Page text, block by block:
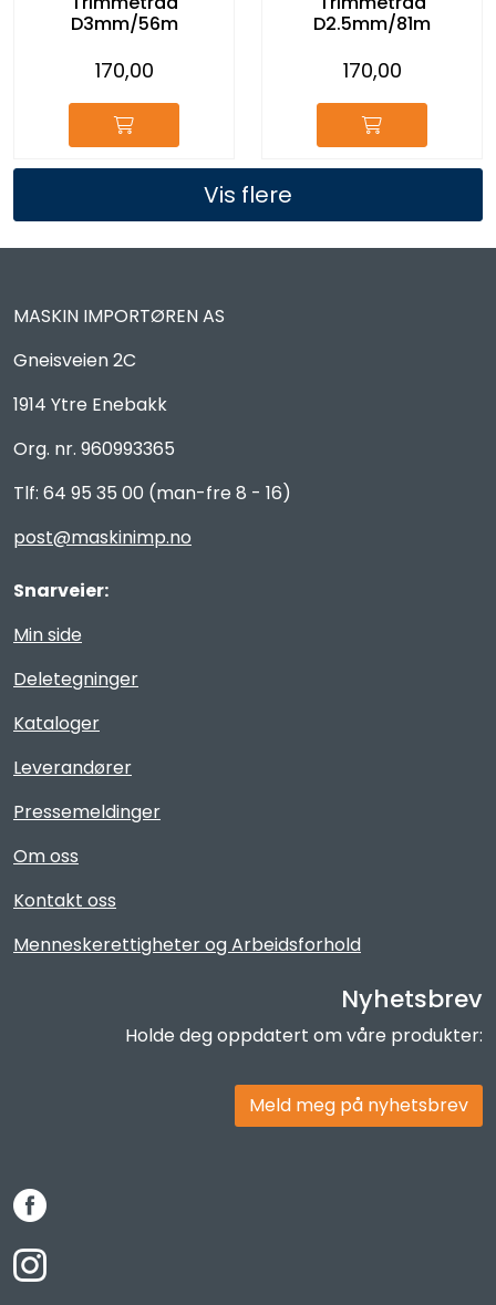
D3mm/56m
170,00
D2.5mm/81m
170,00
Vis flere
MASKIN IMPORTØREN AS
Gneisveien 2C
1914 Ytre Enebakk
Org. nr. 960993365
Tlf: 64 95 35 00 (man-fre 8 - 16)
post@maskinimp.no
Snarveier:
Min side
Deletegninger
Kataloger
Leverandører
Pressemeldinger
Om oss
Kontakt oss
Menneskerettigheter og Arbeidsforhold
Nyhetsbrev
Holde deg oppdatert om våre produkter:
Meld meg på nyhetsbrev